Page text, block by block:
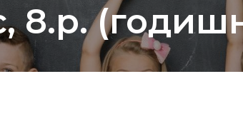
8.р.